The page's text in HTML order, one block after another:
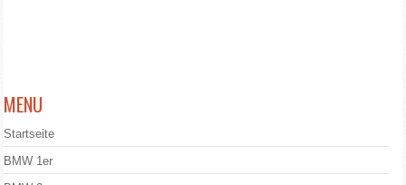
MENU
Startseite
BMW 1er